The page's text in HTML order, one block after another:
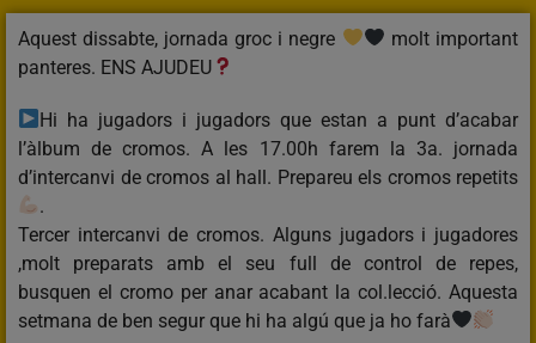
Aquest dissabte, jornada groc i negre
molt important
panteres. ENS AJUDEU
Hi ha jugadors i jugadors que estan a punt d’acabar
l’àlbum de cromos. A les 17.00h farem la 3a. jornada
d’intercanvi de cromos al hall. Prepareu els cromos repetits
.
Tercer intercanvi de cromos. Alguns jugadors i jugadores
,molt preparats amb el seu full de control de repes,
busquen el cromo per anar acabant la col.lecció. Aquesta
setmana de ben segur que hi ha algú que ja ho farà